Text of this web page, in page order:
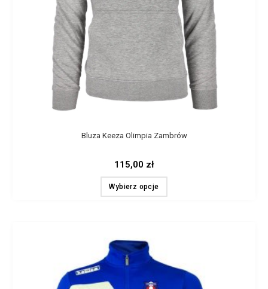
Bluza Keeza Olimpia Zambrów
115,00 zł
Wybierz opcje